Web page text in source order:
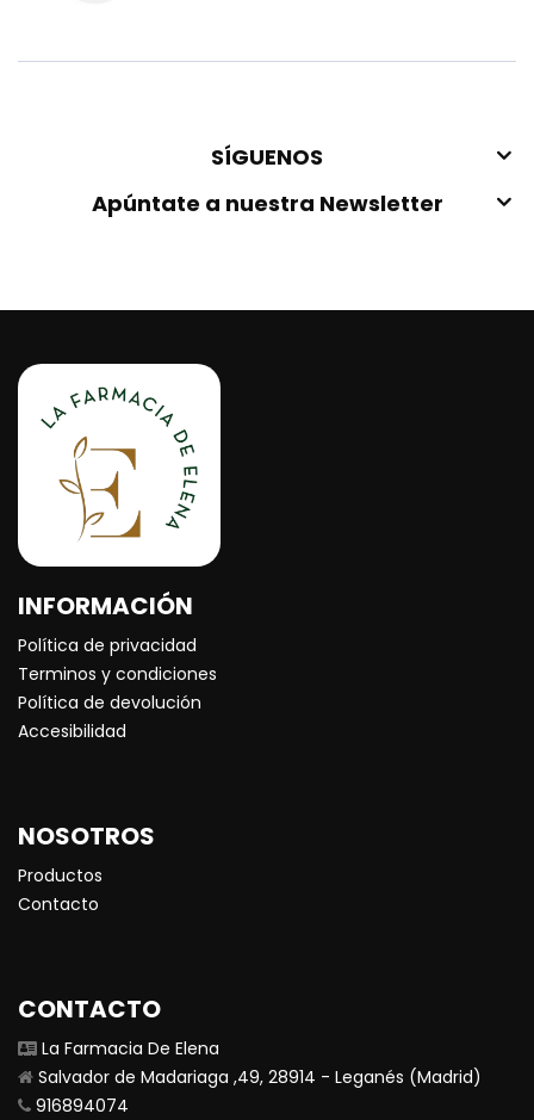
SÍGUENOS
Apúntate a nuestra Newsletter
INFORMACIÓN
Política de privacidad
Terminos y condiciones
Política de devolución
Accesibilidad
NOSOTROS
Productos
Contacto
CONTACTO
La Farmacia De Elena
Salvador de Madariaga ,49, 28914 - Leganés (Madrid)
916894074